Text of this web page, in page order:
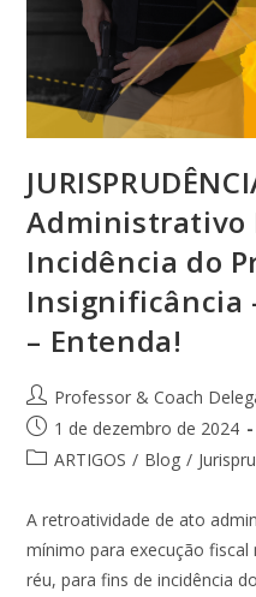
Administrativo
Incidência do
Insignificância
– Entenda!
Professor & Coach
1 de dezembro de 2024
ARTIGOS / Blog /
A retroatividade de ato
mínimo para execução
réu, para fins de incidência